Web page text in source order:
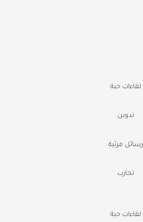
لقاءات حية
تدوين
رسائل مرئية
تجارب
لقاءات حية